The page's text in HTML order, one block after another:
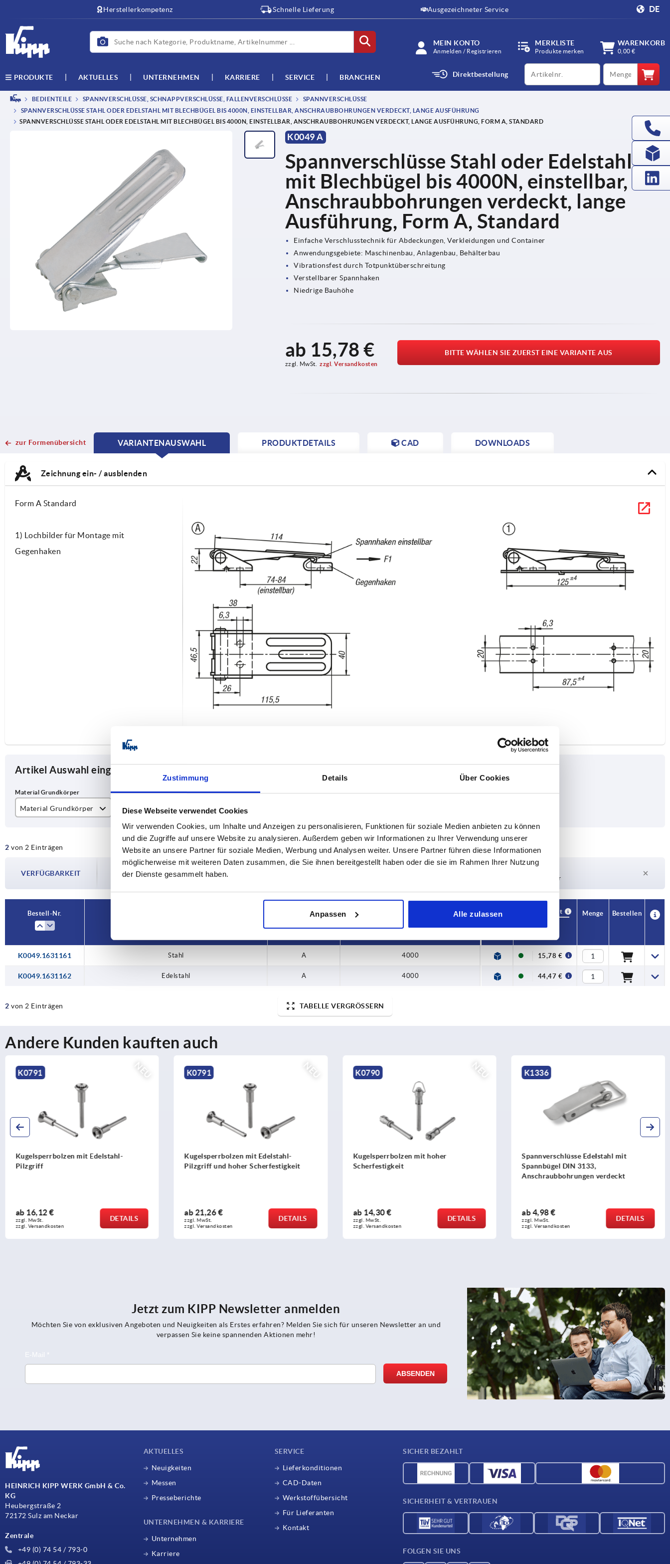
Zustimmung Details Über Cookies
Diese Webseite verwendet Cookies
Wir verwenden Cookies, um Inhalte und Anzeigen zu personalisieren, Funktionen für soziale Medien anbieten zu können
und die Zugriffe auf unsere Website zu analysieren. Außerdem geben wir Informationen zu Ihrer Verwendung unserer
Website an unsere Partner für soziale Medien, Werbung und Analysen weiter. Unsere Partner führen diese Informationen
möglicherweise mit weiteren Daten zusammen, die Sie ihnen bereitgestellt haben oder die sie im Rahmen Ihrer Nutzung
der Dienste gesammelt haben.
Anpassen Alle zulassen
Herstellerkompetenz Schnelle Lieferung Ausgezeichneter Service DE
MEIN KONTO
Anmelden / Registrieren
MERKLISTE
Produkte merken
WARENKORB
0,00 €
PRODUKTE AKTUELLES UNTERNEHMEN KARRIERE SERVICE BRANCHEN Direktbestellung
productCode qty
BEDIENTEILE SPANNVERSCHLÜSSE, SCHNAPPVERSCHLÜSSE, FALLENVERSCHLÜSSE
SPANNVERSCHLÜSSE
SPANNVERSCHLÜSSE STAHL ODER EDELSTAHL MIT BLECHBÜGEL BIS 4000N, EINSTELLBAR, ANSCHRAUBBOHRUNGEN VERDECKT, LANGE AUSFÜHRUNG
SPANNVERSCHLÜSSE STAHL ODER EDELSTAHL MIT BLECHBÜGEL BIS 4000N, EINSTELLBAR, ANSCHRAUBBOHRUNGEN VERDECKT, LANGE AUSFÜHRUNG, FORM A, STANDARD
K0049 A
Spannverschlüsse Stahl oder Edelstahl
mit Blechbügel bis 4000N, einstellbar,
Anschraubbohrungen verdeckt, lange
Ausführung, Form A, Standard
Einfache Verschlusstechnik für Abdeckungen, Verkleidungen und Container
Anwendungsgebiete: Maschinenbau, Anlagenbau, Behälterbau
Vibrationsfest durch Totpunktüberschreitung
Verstellbarer Spannhaken
Niedrige Bauhöhe
ab 15,78 €
zzgl. MwSt. zzgl. Versandkosten
BITTE WÄHLEN SIE ZUERST EINE VARIANTE AUS
zur Formenübersicht
VARIANTENAUSWAHL
CURRENT
CURRENT
PRODUKTDETAILS CAD DOWNLOADS
Zeichnung ein- / ausblenden
Form A Standard
1) Lochbilder für Montage mit
Gegenhaken
Artikel Auswahl eingrenzen
Material Grundkörper
Stahl
Form Haltekraft F1 N
4000
2 von 2 Einträgen TABELLE VERGRÖSSERN
VERFÜGBARKEIT
Die Verfügbarkeiten werden in regelmäßigen Abständen mehrmals täglich aktualisiert.
Im finalen Schritt vor Abschluss Ihrer Bestellung erfahren Sie das bestätigte
Lieferzeit auf Anfrage
Derzeit nicht auf Lager
Bestell-Nr.
CAD
Verfügbarkeit
Menge Bestellen
K0049.1631161 Stahl A 4000 15,78 €
K0049.1631162 Edelstahl A 4000 44,47 €
2 von 2 Einträgen TABELLE VERGRÖSSERN
Andere Kunden kauften auch
NEU
K0791
Kugelsperrbolzen mit Edelstahl-
Pilzgriff und hoher Scherfestigkeit
ab 21,26 €
zzgl. MwSt.
zzgl. Versandkosten
DETAILS
NEU
K0790
Kugelsperrbolzen mit hoher
Scherfestigkeit
ab 14,30 €
zzgl. MwSt.
zzgl. Versandkosten
DETAILS
K1336
Spannverschlüsse Edelstahl mit
Spannbügel DIN 3133,
ab 4,98 €
zzgl. MwSt.
zzgl. Versandkosten
DETAILS
K0048
Spannverschlüsse Stahl oder Edelstahl
mit Blechbügel bis 4000N, einstellbar,
Anschraubbohrungen sichtbar, lange
ab15,78 €
zzgl. MwSt.
zzgl. Versandkosten
DETAILS
Jetzt zum KIPP Newsletter anmelden
Möchten Sie von exklusiven Angeboten und Neuigkeiten als Erstes erfahren? Melden Sie sich für unseren Newsletter an und
verpassen Sie keine spannenden Aktionen mehr!
HEINRICH KIPP WERK GmbH & Co.
KG
Heubergstraße 2
72172 Sulz am Neckar
Zentrale
+49 (0) 74 54 / 793-0
AKTUELLES
Neuigkeiten
Messen
Presseberichte
UNTERNEHMEN & KARRIERE
Unternehmen
Karriere
SERVICE
Lieferkonditionen
CAD-Daten
Werkstoffübersicht
Für Lieferanten
Kontakt
SICHER BEZAHLT
SICHERHEIT & VERTRAUEN
FOLGEN SIE UNS